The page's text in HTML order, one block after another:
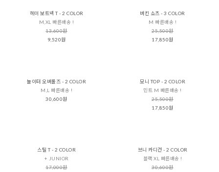
헤이 보트넥 T - 2 COLOR
M,XL 빠른배송 !
13,600원
9,520원
버킨 쇼츠 - 3 COLOR
M 빠른배송 !
25,500원
17,850원
놀이터 오버롤즈 - 2 COLOR
M,L 빠른배송 !
30,600원
모니 TOP - 2 COLOR
민트 M 빠른배송 !
25,500원
17,850원
스틸 T - 2 COLOR
+ JUNIOR
17,000원
브니 카디건 - 2 COLOR
블랙 XL 빠른배송 !
30,600원